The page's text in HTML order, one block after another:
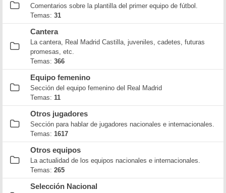
Comentarios sobre la plantilla del primer equipo de fútbol.
Temas: 31
Cantera
La cantera, Real Madrid Castilla, juveniles, cadetes, futuras
promesas, etc.
Temas: 366
Equipo femenino
Sección del equipo femenino del Real Madrid
Temas: 11
Otros jugadores
Sección para hablar de jugadores nacionales e internacionales.
Temas: 1617
Otros equipos
La actualidad de los equipos nacionales e internacionales.
Temas: 265
Selección Nacional